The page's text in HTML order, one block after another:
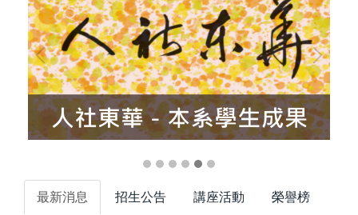
最新消息 招生公告 講座活動 榮譽榜